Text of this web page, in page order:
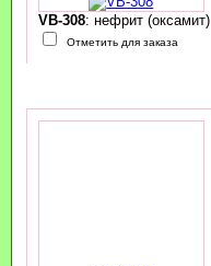
VB-308: нефрит (оксамит)
Отметить для заказа